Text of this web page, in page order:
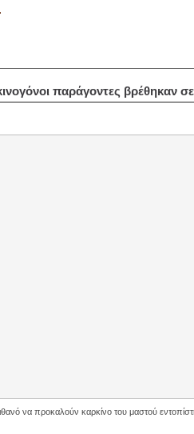
παράγοντες βρέθηκαν
να προκαλούν καρκίνο του μαστού